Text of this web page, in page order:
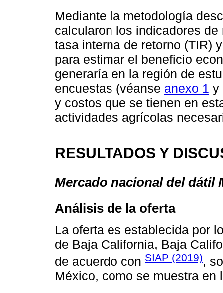
Mediante la metodología
calcularon los indicadores
tasa interna de retorno (TIR)
para estimar el beneficio
generaría en la región de
encuestas (véanse anexo 1 y
y costos que se tienen en
actividades agrícolas
RESULTADOS Y
Mercado nacional del dátil
Análisis de la oferta
La oferta es establecida por
de Baja California, Baja
de acuerdo con SIAP (2019),
México, como se muestra en